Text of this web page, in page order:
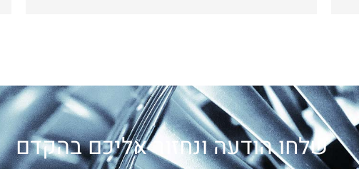
שלחו הודעה ונחזור אליכם בהקדם